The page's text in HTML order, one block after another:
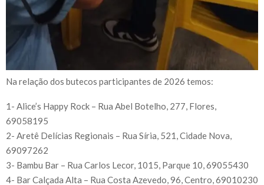
Na relação dos butecos participantes de 2026 temos:
1- Alice’s Happy Rock – Rua Abel Botelho, 277, Flores,
69058195
2- Aretê Delícias Regionais – Rua Síria, 521, Cidade Nova,
69097262
3- Bambu Bar – Rua Carlos Lecor, 1015, Parque 10, 69055430
4- Bar Calçada Alta – Rua Costa Azevedo, 96, Centro, 69010230